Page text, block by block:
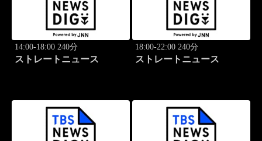
14:00-18:00 240分
ストレートニュース
18:00-22:00 240分
ストレートニュース